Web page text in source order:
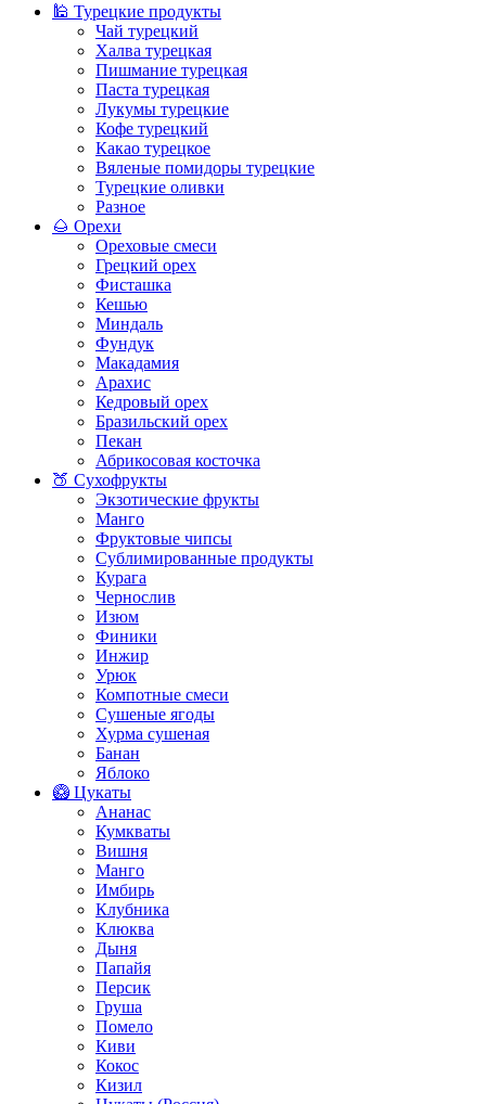
🕌 Турецкие продукты
Чай турецкий
Халва турецкая
Пишмание турецкая
Паста турецкая
Лукумы турецкие
Кофе турецкий
Какао турецкое
Вяленые помидоры турецкие
Турецкие оливки
Разное
🌰 Орехи
Ореховые смеси
Грецкий орех
Фисташка
Кешью
Миндаль
Фундук
Макадамия
Арахис
Кедровый орех
Бразильский орех
Пекан
Абрикосовая косточка
🍑 Сухофрукты
Экзотические фрукты
Манго
Фруктовые чипсы
Сублимированные продукты
Курага
Чернослив
Изюм
Финики
Инжир
Урюк
Компотные смеси
Сушеные ягоды
Хурма сушеная
Банан
Яблоко
🥝 Цукаты
Ананас
Кумкваты
Вишня
Манго
Имбирь
Клубника
Клюква
Дыня
Папайя
Персик
Груша
Помело
Киви
Кокос
Кизил